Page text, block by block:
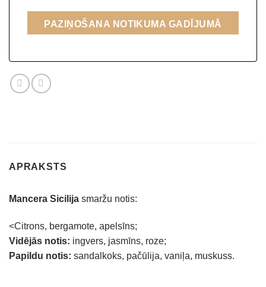
PAZIŅOŠANA NOTIKUMA GADĪJUMĀ
APRAKSTS
Mancera Sicilija smaržu notis:
<Citrons, bergamote, apelsīns;
Vidējās notis: ingvers, jasmīns, roze;
Papildu notis: sandalkoks, pačūlija, vaniļa, muskuss.